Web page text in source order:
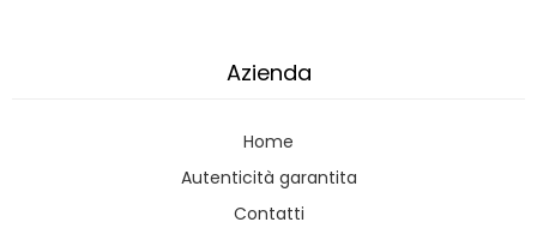
Azienda
Home
Autenticità garantita
Contatti